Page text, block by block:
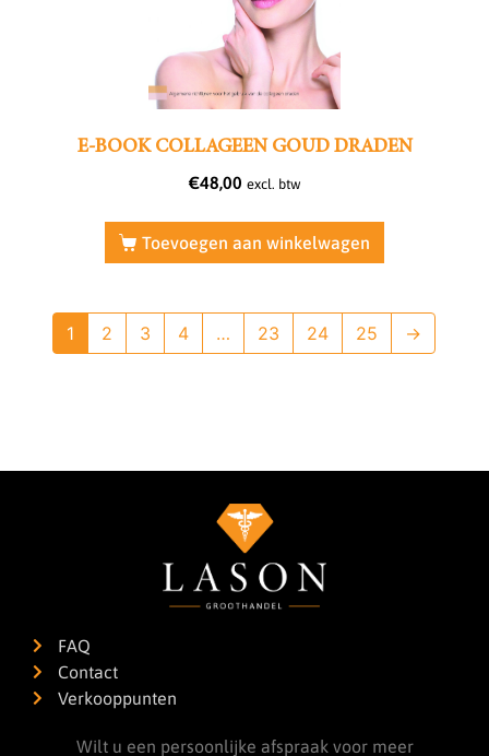
E-BOOK COLLAGEEN GOUD DRADEN
€48,00 excl. btw
Toevoegen aan winkelwagen
1 2 3 4 … 23 24 25 →
FAQ
Contact
Verkooppunten
Wilt u een persoonlijke afspraak voor meer